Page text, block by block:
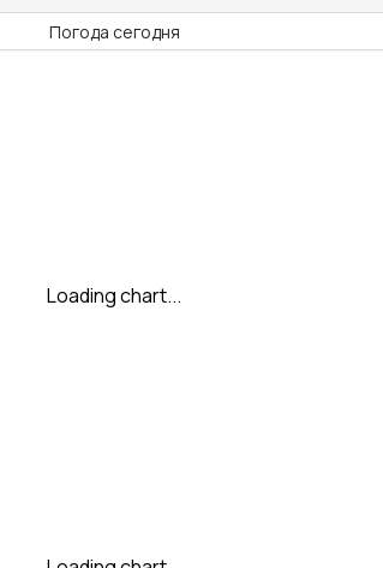
Погода сегодня
Loading chart...